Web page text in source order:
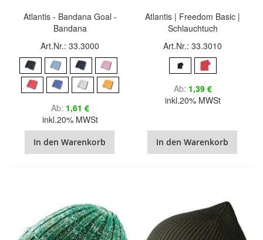
Atlantis - Bandana Goal -
Bandana
Art.Nr.: 33.3000
Ab 1,61 €
inkl.20% MWSt
In den Warenkorb
Atlantis | Freedom Basic |
Schlauchtuch
Art.Nr.: 33.3010
Ab 1,39 €
inkl.20% MWSt
In den Warenkorb